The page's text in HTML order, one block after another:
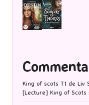
King of scots T1 de Liv
[Lecture] King of Scots